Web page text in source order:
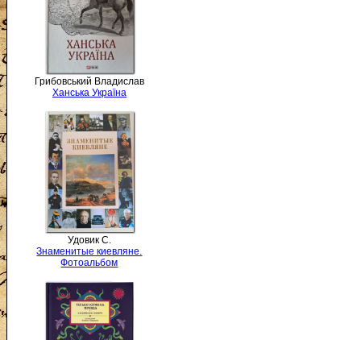
Грибовський Владислав
Ханська Україна
Удовик С.
Знаменитые киевляне.
Фотоальбом